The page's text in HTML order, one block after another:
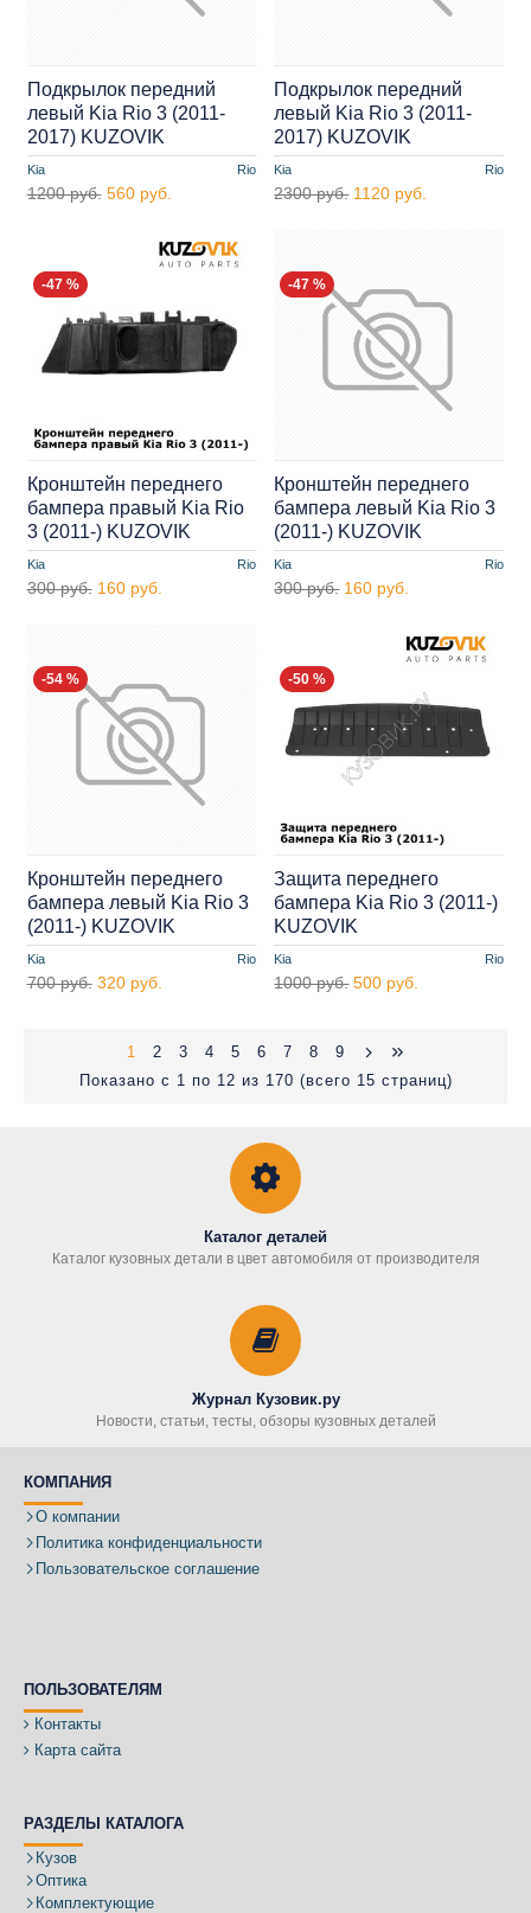
Kia Rio
Подкрылок передний
левый Kia Rio 3 (2011-
2017) KUZOVIK
1200 руб. 560 руб.
Kia Rio
Подкрылок передний
левый Kia Rio 3 (2011-
2017) KUZOVIK
2300 руб. 1120 руб.
-47 %
Kia Rio
Кронштейн переднего
бампера правый Kia Rio
3 (2011-) KUZOVIK
300 руб. 160 руб.
-47 %
Kia Rio
Кронштейн переднего
бампера левый Kia Rio 3
(2011-) KUZOVIK
300 руб. 160 руб.
-54 %
Kia Rio
Кронштейн переднего
бампера левый Kia Rio 3
(2011-) KUZOVIK
700 руб. 320 руб.
-50 %
Kia Rio
Защита переднего
бампера Kia Rio 3 (2011-)
KUZOVIK
1000 руб. 500 руб.
1 2 3 4 5 6 7 8
9
Показано с 1 по 12 из 170 (всего 15 страниц)
Каталог деталей
Каталог кузовных детали в цвет автомобиля от производителя
Журнал Кузовик.ру
Новости, статьи, тесты, обзоры кузовных деталей
КОМПАНИЯ
О компании
Политика конфиденциальности
Пользовательское соглашение
ПОЛЬЗОВАТЕЛЯМ
Контакты
Карта сайта
РАЗДЕЛЫ КАТАЛОГА
Кузов
Оптика
Комплектующие